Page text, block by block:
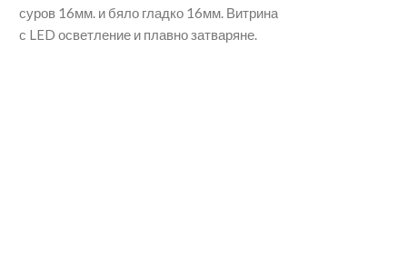
суров 16мм. и бяло гладко 16мм. Витрина
с LED осветление и плавно затваряне.